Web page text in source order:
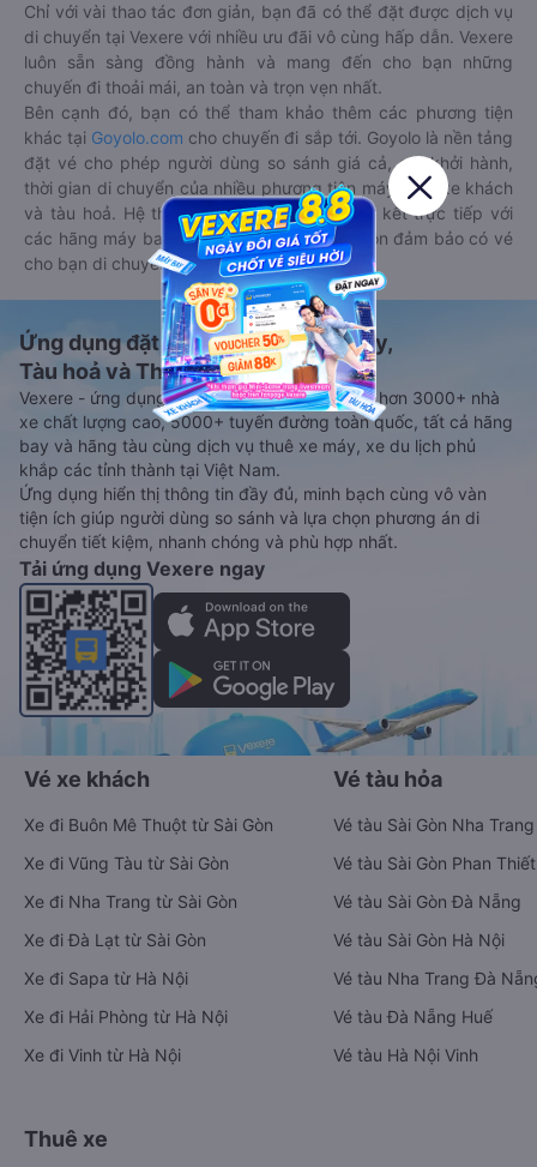
Chỉ với vài thao tác đơn giản, bạn đã có thể đặt được dịch vụ
di chuyển tại Vexere với nhiều ưu đãi vô cùng hấp dẫn. Vexere
luôn sẵn sàng đồng hành và mang đến cho bạn những
chuyến đi thoải mái, an toàn và trọn vẹn nhất.
Bên cạnh đó, bạn có thể tham khảo thêm các phương tiện
khác tại Goyolo.com cho chuyến đi sắp tới. Goyolo là nền tảng
đặt vé cho phép người dùng so sánh giá cả, giờ khởi hành,
thời gian di chuyển của nhiều phương tiện máy bay, xe khách
và tàu hoả. Hệ thống của Goyolo được liên kết trực tiếp với
các hãng máy bay, xe khách và tàu hoả, luôn đảm bảo có vé
cho bạn di chuyển.
Ứng dụng đặt vé Xe khách, Máy bay,
Tàu hoả và Thuê xe
Vexere - ứng dụng đặt vé đa phương tiện với hơn 3000+ nhà
xe chất lượng cao, 5000+ tuyến đường toàn quốc, tất cả hãng
bay và hãng tàu cùng dịch vụ thuê xe máy, xe du lịch phủ
khắp các tỉnh thành tại Việt Nam.
Ứng dụng hiển thị thông tin đầy đủ, minh bạch cùng vô vàn
tiện ích giúp người dùng so sánh và lựa chọn phương án di
chuyển tiết kiệm, nhanh chóng và phù hợp nhất.
Tải ứng dụng Vexere ngay
Vé xe khách
Xe đi Buôn Mê Thuột từ Sài Gòn
Xe đi Vũng Tàu từ Sài Gòn
Xe đi Nha Trang từ Sài Gòn
Xe đi Đà Lạt từ Sài Gòn
Xe đi Sapa từ Hà Nội
Xe đi Hải Phòng từ Hà Nội
Xe đi Vinh từ Hà Nội
Vé tàu hỏa
Vé tàu Sài Gòn Nha Trang
Vé tàu Sài Gòn Phan Thiết
Vé tàu Sài Gòn Đà Nẵng
Vé tàu Sài Gòn Hà Nội
Vé tàu Nha Trang Đà
Vé tàu Đà Nẵng Huế
Vé tàu Hà Nội Vinh
Thuê xe